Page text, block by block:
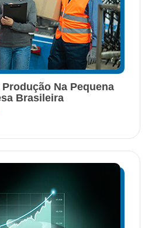
Na Pequena
Brasileira